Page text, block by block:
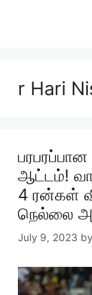
r Hari
பரபரப்பான
ஆட்டம்!
4 ரன்கள்
நெல்லை
July 9, 2023 by